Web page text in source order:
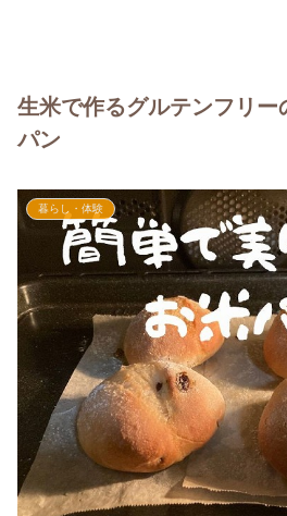
生米で作るグルテンフリー
パン
暮らし・体験